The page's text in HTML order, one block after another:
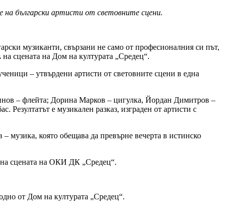
на български артисти от световните сцени.
музиканти, свързани не само от професионалния си път,
на сцената на Дом на културата „Средец“.
– утвърдени артисти от световните сцени в една
– флейта; Дорина Марков – цигулка, Йордан Димитров –
е музикален разказ, изграден от артисти с
която обещава да превърне вечерта в истинско
сцената на ОКИ ДК „Средец“.
от Дом на културата „Средец“.